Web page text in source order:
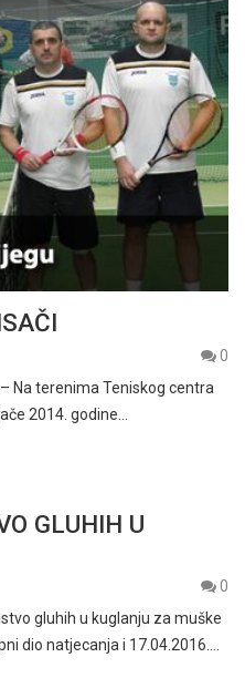
0
– Na terenima Teniskog centra
2014. godine…
GLUHIH U
0
gluhih u kuglanju za muške
dio natjecanja i 17.04.2016.…